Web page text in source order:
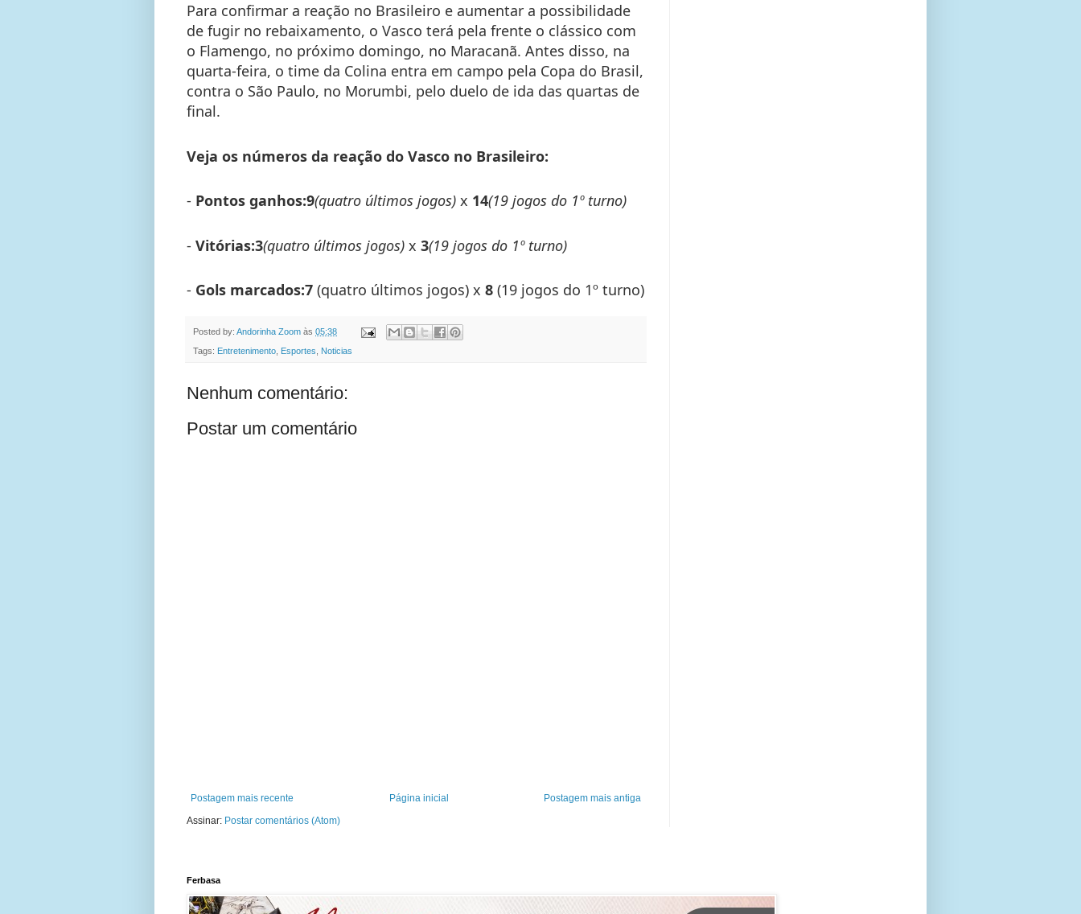
Para confirmar a reação no Brasileiro e aumentar a possibilidade
de fugir no rebaixamento, o Vasco terá pela frente o clássico com
o Flamengo, no próximo domingo, no Maracanã. Antes disso, na
quarta-feira, o time da Colina entra em campo pela Copa do Brasil,
contra o São Paulo, no Morumbi, pelo duelo de ida das quartas de
final.
Veja os números da reação do Vasco no Brasileiro:
- Pontos ganhos:9(quatro últimos jogos) x 14(19 jogos do 1º turno)
- Vitórias:3(quatro últimos jogos) x 3(19 jogos do 1º turno)
- Gols marcados:7 (quatro últimos jogos) x 8 (19 jogos do 1º turno)
Posted by: Andorinha Zoom às 05:38
Tags: Entretenimento Esportes Noticias
Nenhum comentário:
Postar um comentário
Postagem mais recente Postagem mais antiga
Página inicial
Assinar: Postar comentários (Atom)
Ferbasa